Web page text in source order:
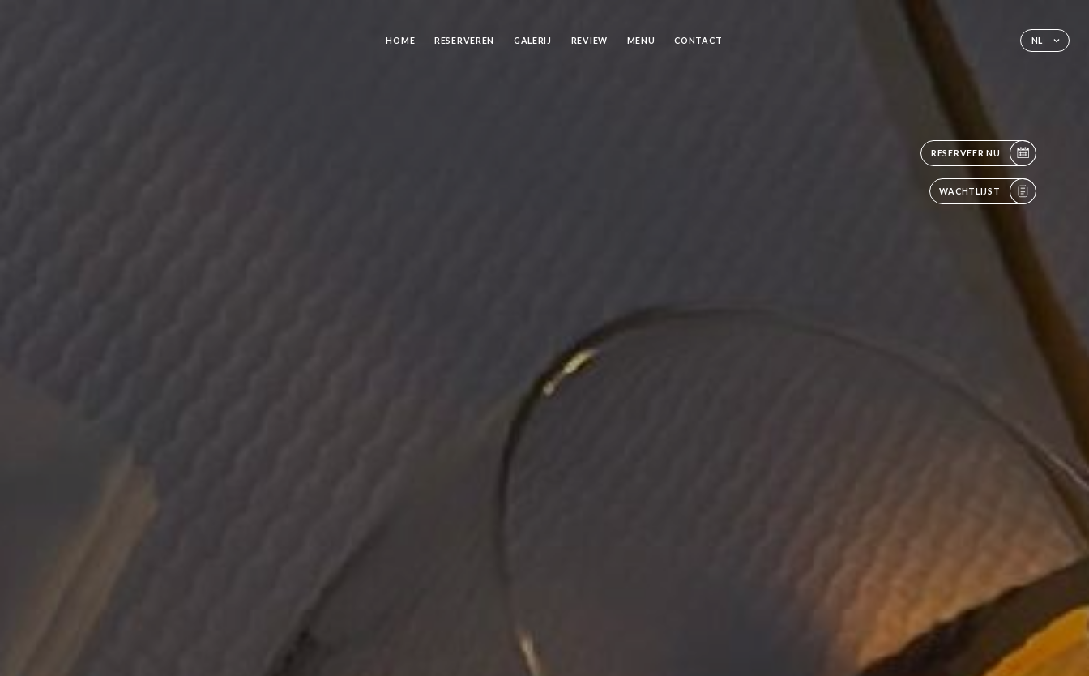
NL
HOME RESERVEREN GALERIJ REVIEW MENU CONTACT
RESERVEER NU
WACHTLIJST